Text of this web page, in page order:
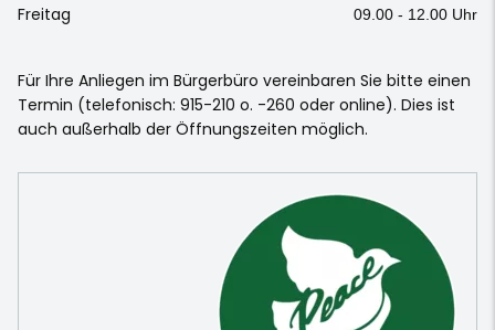
Freitag 09.00 - 12.00 Uhr
Für Ihre Anliegen im Bürgerbüro vereinbaren Sie bitte einen
Termin (telefonisch: 915-210 o. -260 oder online). Dies ist
auch außerhalb der Öffnungszeiten möglich.